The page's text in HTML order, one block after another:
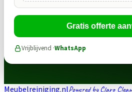
Gratis offerte
Vrijblijvend ·WhatsApp
Meubelreiniging.nlPowered by Claro Clean